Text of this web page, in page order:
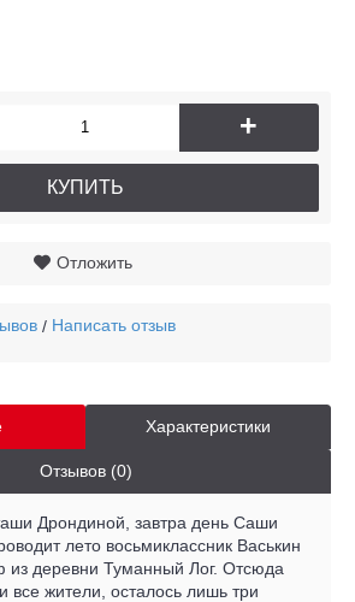
+
КУПИТЬ
Отложить
/ Написать отзыв
Характеристики
Отзывов (0)
Дрондиной, завтра день Саши
лето восьмиклассник Васькин
из деревни Туманный Лог. Отсюда
все жители, осталось лишь три